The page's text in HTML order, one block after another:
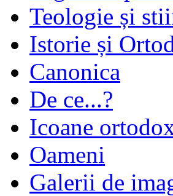
Teologie și
Istorie și
Canonica
De ce...?
Icoane
Oameni
Galerii de